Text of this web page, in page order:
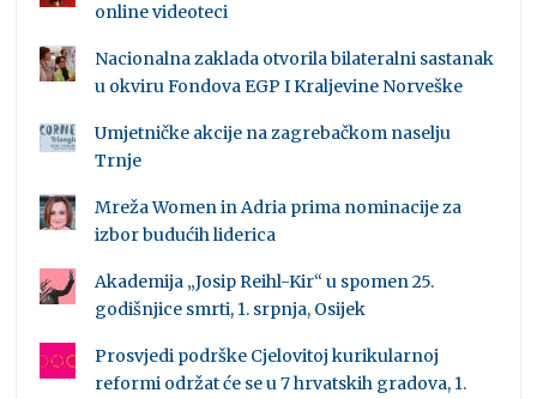
online videoteci
Nacionalna zaklada otvorila bilateralni sastanak
u okviru Fondova EGP I Kraljevine Norveške
Umjetničke akcije na zagrebačkom naselju
Trnje
Mreža Women in Adria prima nominacije za
izbor budućih liderica
Akademija „Josip Reihl-Kir“ u spomen 25.
godišnjice smrti, 1. srpnja, Osijek
Prosvjedi podrške Cjelovitoj kurikularnoj
reformi održat će se u 7 hrvatskih gradova, 1.